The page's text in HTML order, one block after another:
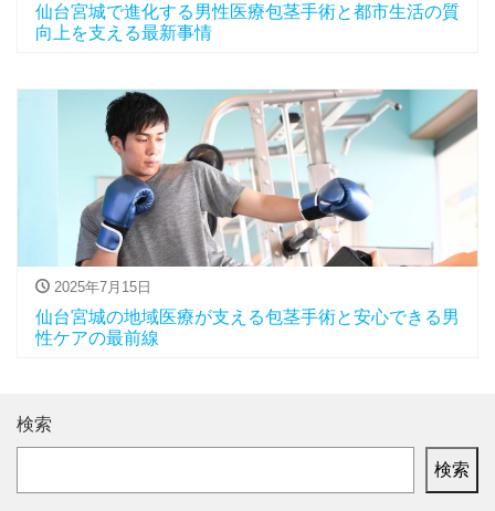
仙台宮城で進化する男性医療包茎手術と都市生活の質
向上を支える最新事情
2025年7月15日
仙台宮城の地域医療が支える包茎手術と安心できる男
性ケアの最前線
検索
検索